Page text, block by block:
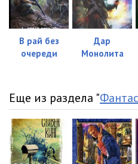
В рай без
очереди
Дар
Монолита
Еще из раздела "